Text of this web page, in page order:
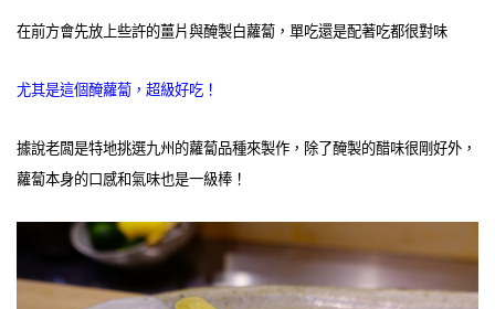
在前方會先放上些許的薑片與醃製白蘿蔔， 單吃還是配著吃都很對味
尤其是這個醃蘿蔔，超級好吃！
據說老闆是特地挑選九州的蘿蔔品種來製作，除了醃製的醋味很剛好外，
蘿蔔本身的口感和氣味也是一級棒！